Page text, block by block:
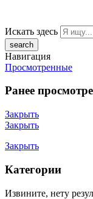
Искать здесь
Навигация
Просмотренные
Ранее
Закрыть
Закрыть
Закрыть
Категории
Извините, нету